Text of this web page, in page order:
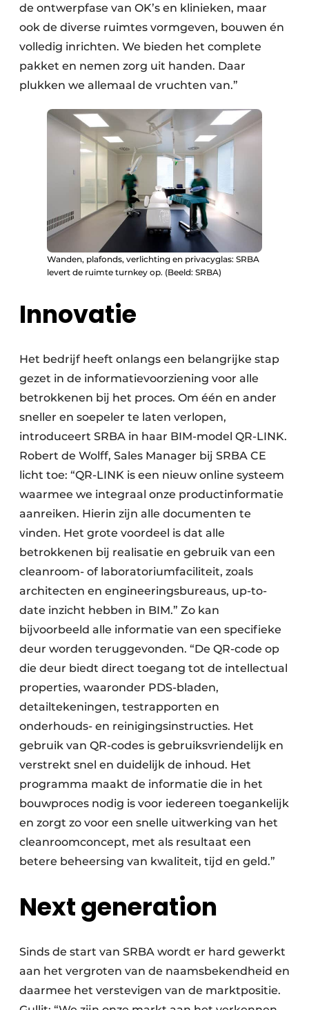
de ontwerpfase van OK’s en klinieken, maar
ook de diverse ruimtes vormgeven, bouwen én
volledig inrichten. We bieden het complete
pakket en nemen zorg uit handen. Daar
plukken we allemaal de vruchten van.”
Wanden, plafonds, verlichting en privacyglas: SRBA
levert de ruimte turnkey op. (Beeld: SRBA)
Innovatie
Het bedrijf heeft onlangs een belangrijke stap
gezet in de informatievoorziening voor alle
betrokkenen bij het proces. Om één en ander
sneller en soepeler te laten verlopen,
introduceert SRBA in haar BIM-model QR-LINK.
Robert de Wolff, Sales Manager bij SRBA CE
licht toe: “QR-LINK is een nieuw online systeem
waarmee we integraal onze productinformatie
aanreiken. Hierin zijn alle documenten te
vinden. Het grote voordeel is dat alle
betrokkenen bij realisatie en gebruik van een
cleanroom- of laboratoriumfaciliteit, zoals
architecten en engineeringsbureaus, up-to-
date inzicht hebben in BIM.” Zo kan
bijvoorbeeld alle informatie van een specifieke
deur worden teruggevonden. “De QR-code op
die deur biedt direct toegang tot de intellectual
properties, waaronder PDS-bladen,
detailtekeningen, testrapporten en
onderhouds- en reinigingsinstructies. Het
gebruik van QR-codes is gebruiksvriendelijk en
verstrekt snel en duidelijk de inhoud. Het
programma maakt de informatie die in het
bouwproces nodig is voor iedereen toegankelijk
en zorgt zo voor een snelle uitwerking van het
cleanroomconcept, met als resultaat een
betere beheersing van kwaliteit, tijd en geld.”
Next generation
Sinds de start van SRBA wordt er hard gewerkt
aan het vergroten van de naamsbekendheid en
daarmee het verstevigen van de marktpositie.